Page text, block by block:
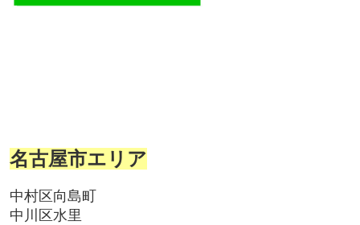
名古屋市エリア
中村区向島町
中川区水里